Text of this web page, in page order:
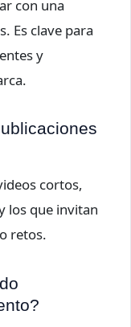
con una
Es clave para
y
cortos,
los que invitan
retos.